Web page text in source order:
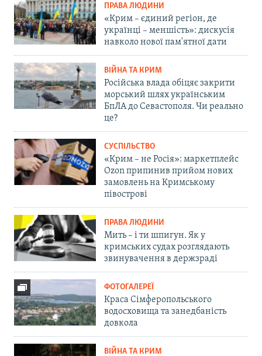
ПРАВА ЛЮДИНИ
«Крим – єдиний регіон, де
українці – меншість»: дискусія
навколо нової пам'ятної дати
ВІЙНА ТА КРИМ
Російська влада обіцяє закрити
морський шлях українським
БпЛА до Севастополя. Чи реально
це?
СУСПІЛЬСТВО
«Крим – не Росія»: маркетплейс
Ozon припинив прийом нових
замовлень на Кримському
півострові
ПРАВА ЛЮДИНИ
Мить – і ти шпигун. Як у
кримських судах розглядають
звинувачення в держзраді
ФОТОГАЛЕРЕЇ
Краса Сімферопольського
водосховища та занедбаність
довкола
ВІЙНА ТА КРИМ